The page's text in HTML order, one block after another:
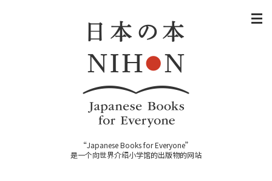
“Japanese Books for Everyone”
是一个向世界介绍小学馆的出版物的网站